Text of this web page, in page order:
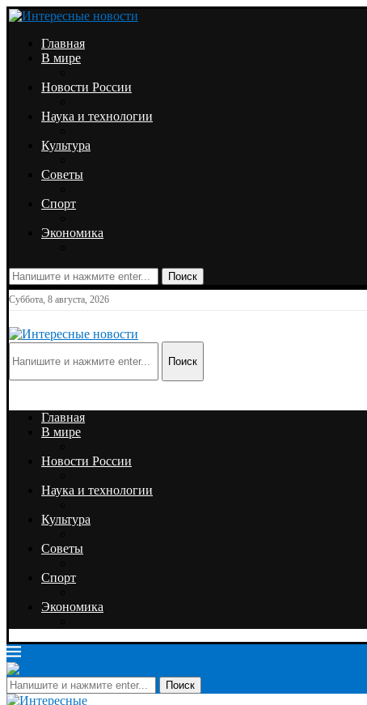
Главная
В мире
Новости России
Наука и технологии
Культура
Советы
Спорт
Экономика
Поиск
Суббота, 8 августа, 2026
Поиск
Главная
В мире
Новости России
Наука и технологии
Культура
Советы
Спорт
Экономика
Поиск